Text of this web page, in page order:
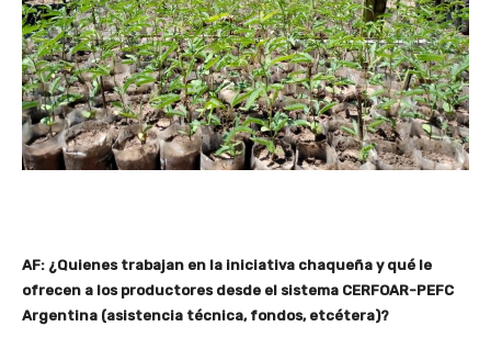
AF: ¿Quienes trabajan en la iniciativa chaqueña y qué le
ofrecen a los productores desde el sistema CERFOAR-PEFC
Argentina (asistencia técnica, fondos, etcétera)?